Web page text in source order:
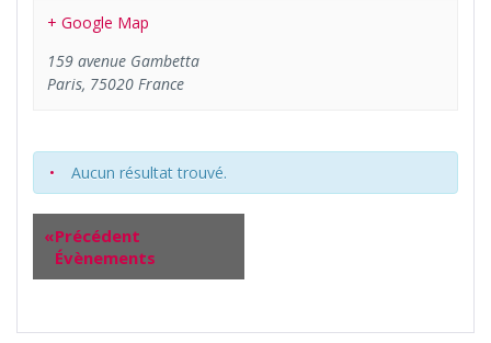
+ Google Map
159 avenue Gambetta
Paris, 75020 France
Aucun résultat trouvé.
«Précédent
Évènements